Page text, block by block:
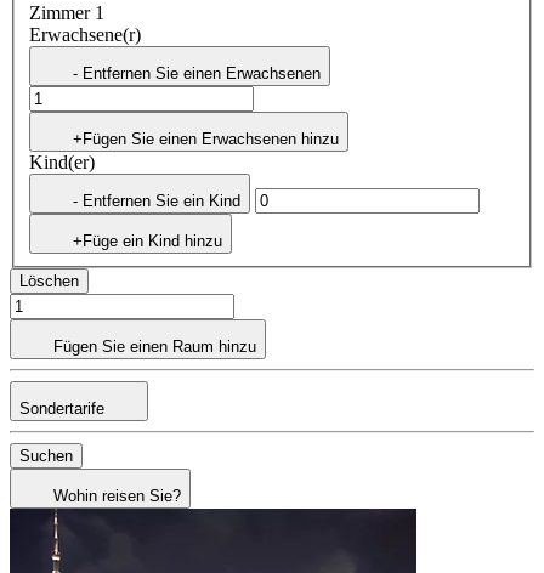
Zimmer 1
Erwachsene(r)
- Entfernen Sie einen Erwachsenen
+Fügen Sie einen Erwachsenen hinzu
Kind(er)
- Entfernen Sie ein Kind
+Füge ein Kind hinzu
Löschen
Fügen Sie einen Raum hinzu
Sondertarife
Suchen
Wohin reisen Sie?